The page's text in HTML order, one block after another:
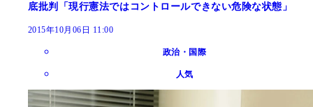
底批判「現行憲法ではコントロールできない危険な状態」
2015年10月06日 11:00
政治・国際
人気